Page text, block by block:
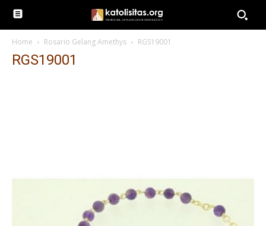
Home Rosario Gelang Amethys RGS19001
RGS19001